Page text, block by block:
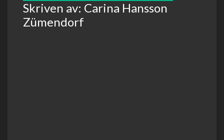
Skriven av: Carina Hansson
Zümendorf